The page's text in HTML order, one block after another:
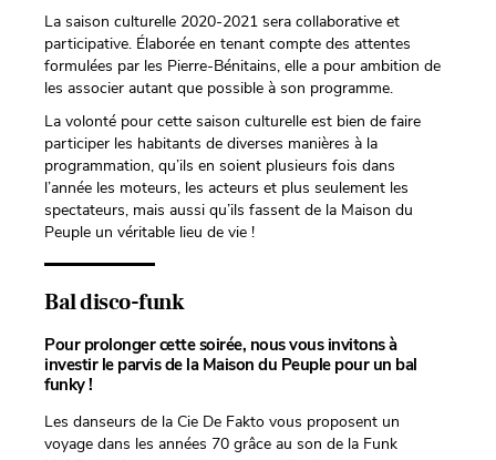
La saison culturelle 2020-2021 sera collaborative et
participative. Élaborée en tenant compte des attentes
formulées par les Pierre-Bénitains, elle a pour ambition de
les associer autant que possible à son programme.
La volonté pour cette saison culturelle est bien de faire
participer les habitants de diverses manières à la
programmation, qu’ils en soient plusieurs fois dans
l’année les moteurs, les acteurs et plus seulement les
spectateurs, mais aussi qu’ils fassent de la Maison du
Peuple un véritable lieu de vie !
Bal disco-funk
Pour prolonger cette soirée, nous vous invitons à
investir le parvis de la Maison du Peuple pour un bal
funky !
Les danseurs de la Cie De Fakto vous proposent un
voyage dans les années 70 grâce au son de la Funk